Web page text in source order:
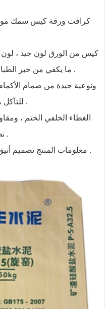
ما يكفي من حبر الطباعة ، وليس من السهل أن تتلاشى .
للتآكل ، وعدم الانزلاق وغيرها من المزايا .
نظيفة ، صنعة غرامة ، لمنع تسرب .
5 - معلومات المنتج تصميم أنيق ، معلومات واضحة في لمحة .